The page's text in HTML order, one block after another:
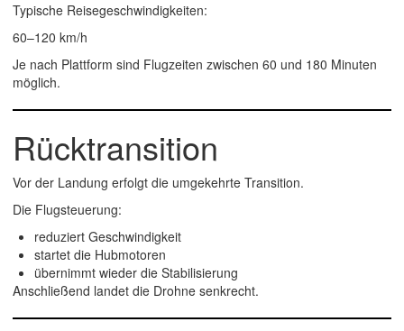
Typische Reisegeschwindigkeiten:
60–120 km/h
Je nach Plattform sind Flugzeiten zwischen 60 und 180 Minuten
möglich.
Rücktransition
Vor der Landung erfolgt die umgekehrte Transition.
Die Flugsteuerung:
reduziert Geschwindigkeit
startet die Hubmotoren
übernimmt wieder die Stabilisierung
Anschließend landet die Drohne senkrecht.